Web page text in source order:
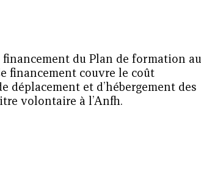
du Plan de formation au
financement couvre le coût
déplacement et d’hébergement des
volontaire à l’Anfh.